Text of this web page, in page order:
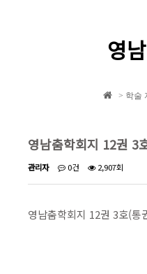
영
> 학술
영남춤학회지 12권 3
관리자 0건 2,907회
영남춤학회지 12권 3호(통